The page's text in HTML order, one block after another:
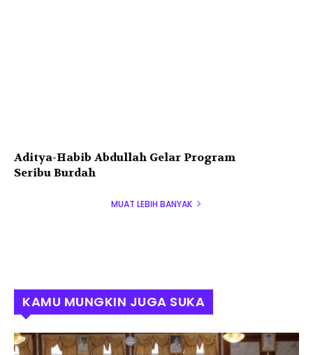
Aditya-Habib Abdullah Gelar Program
Seribu Burdah
MUAT LEBIH BANYAK
KAMU MUNGKIN JUGA SUKA